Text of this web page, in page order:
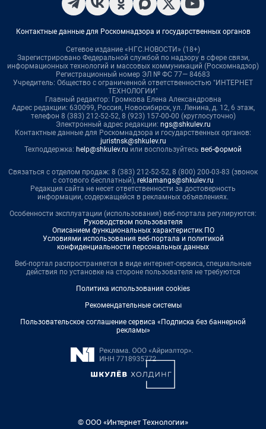
Контактные данные для Роскомнадзора и государственных органов
Сетевое издание «НГС.НОВОСТИ» (18+)
Зарегистрировано Федеральной службой по надзору в сфере связи,
информационных технологий и массовых коммуникаций (Роскомнадзор)
Регистрационный номер ЭЛ № ФС 77— 84683
Учредитель: Общество с ограниченной ответственностью "ИНТЕРНЕТ
ТЕХНОЛОГИИ"
Главный редактор: Громкова Елена Александровна
Адрес редакции: 630099, Россия, Новосибирск, ул. Ленина, д. 12, 6 этаж,
телефон 8 (383) 212-52-52, 8 (923) 157-00-00 (круглосуточно)
Электронный адрес редакции: ngs@shkulev.ru
Контактные данные для Роскомнадзора и государственных органов:
juristnsk@shkulev.ru
Техподдержка: help@shkulev.ru или воспользуйтесь веб-формой
Связаться с отделом продаж: 8 (383) 212-52-52, 8 (800) 200-03-83 (звонок
с сотового бесплатный), reklamangs@shkulev.ru
Редакция сайта не несет ответственности за достоверность
информации, содержащейся в рекламных объявлениях.
Особенности эксплуатации (использования) веб-портала регулируются:
Руководством пользователя
Описанием функциональных характеристик ПО
Условиями использования веб-портала и политикой
конфиденциальности персональных данных
Веб-портал распространяется в виде интернет-сервиса, специальные
действия по установке на стороне пользователя не требуются
Политика использования cookies
Рекомендательные системы
Пользовательское соглашение сервиса «Подписка без баннерной
рекламы»
© ООО «Интернет Технологии»